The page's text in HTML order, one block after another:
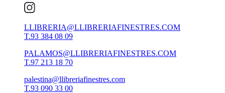
LLIBRERIA@LLIBRERIAFINESTRES.COM
T.93 384 08 09
PALAMOS@LLIBRERIAFINESTRES.COM
T.97 213 18 70
palestina@llibreriafinestres.com
T.93 090 33 00